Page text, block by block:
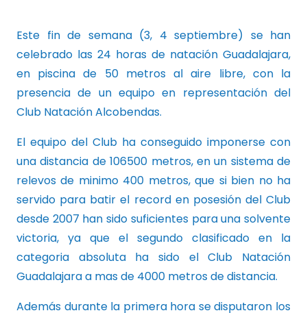
Este fin de semana (3, 4 septiembre) se han
celebrado las 24 horas de natación Guadalajara,
en piscina de 50 metros al aire libre, con la
presencia de un equipo en representación del
Club Natación Alcobendas.
El equipo del Club ha conseguido imponerse con
una distancia de 106500 metros, en un sistema de
relevos de minimo 400 metros, que si bien no ha
servido para batir el record en posesión del Club
desde 2007 han sido suficientes para una solvente
victoria, ya que el segundo clasificado en la
categoria absoluta ha sido el Club Natación
Guadalajara a mas de 4000 metros de distancia.
Además durante la primera hora se disputaron los